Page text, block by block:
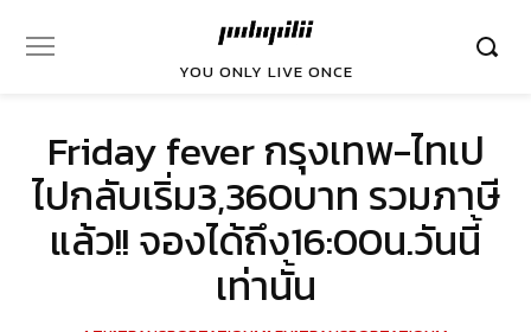
YOU ONLY LIVE ONCE
Friday fever กรุงเทพ-ไทเป
ไปกลับเริ่ม3,360บาท รวมภาษี
แล้ว!! จองได้ถึง16:00น.วันนี้
เท่านั้น